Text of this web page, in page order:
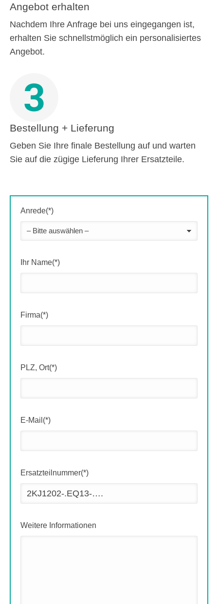
Angebot erhalten
Nachdem Ihre Anfrage bei uns eingegangen ist,
erhalten Sie schnellstmöglich ein personalisiertes
Angebot.
3
Bestellung + Lieferung
Geben Sie Ihre finale Bestellung auf und warten
Sie auf die zügige Lieferung Ihrer Ersatzteile.
Anrede(*)
Ihr Name(*)
Firma(*)
PLZ, Ort(*)
E-Mail(*)
Ersatzteilnummer(*)
Weitere Informationen